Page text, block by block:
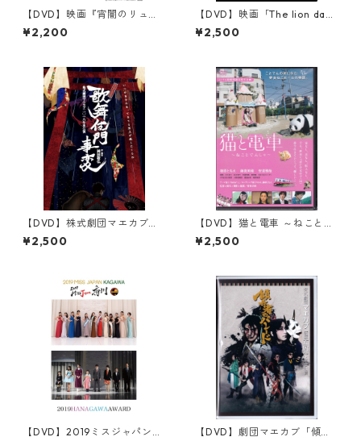
【DVD】映画『宵闇のリュー
ゲ』
¥2,200
【DVD】映画「The lion danc
e しあわせ獅子あわせ」
¥2,500
【DVD】株式劇団マエカブ
『歌舞伎門事変』
¥2,500
【DVD】猫と電車 ～ねことで
んしゃ～
¥2,500
【DVD】2019ミスジャパン香
【DVD】劇団マエカブ「傾奇